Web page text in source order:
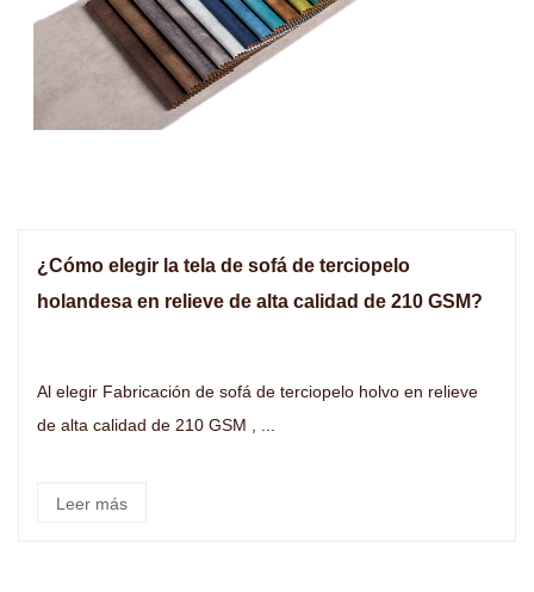
¿Cómo elegir la tela de sofá de terciopelo
holandesa en relieve de alta calidad de 210 GSM?
Al elegir Fabricación de sofá de terciopelo holvo en relieve
Leer más